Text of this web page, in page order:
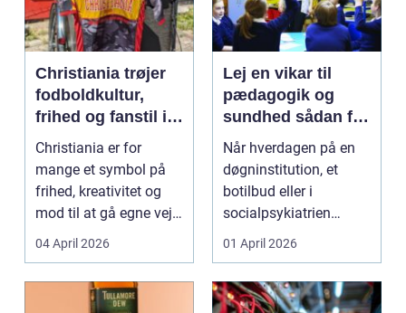
Christiania trøjer
fodboldkultur,
frihed og fanstil i
ét
Christiania er for
mange et symbol på
frihed, kreativitet og
mod til at gå egne veje.
Den samme ånd ...
04 April 2026
Lej en vikar til
pædagogik og
sundhed sådan får
du den rette hjælp
Når hverdagen på en
døgninstitution, et
botilbud eller i
socialpsykiatrien
pludselig ændrer sig,
kan...
01 April 2026